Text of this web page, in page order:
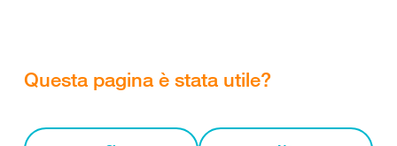
Questa pagina è stata utile?